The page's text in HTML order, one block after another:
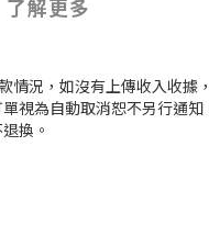
了解更多
情況，如沒有上傳收入收據，
視為自動取消恕不另行通知
換。